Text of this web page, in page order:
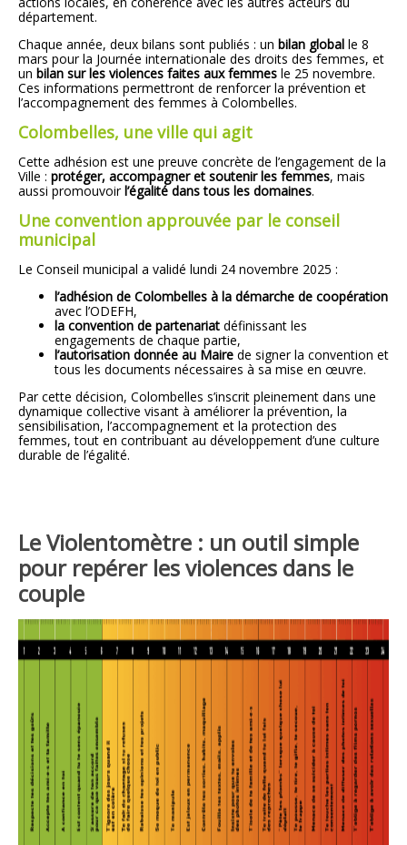
département.
Chaque année, deux bilans sont publiés : un bilan global le 8
mars pour la Journée internationale des droits des femmes, et
un bilan sur les violences faites aux femmes le 25 novembre.
Ces informations permettront de renforcer la prévention et
l’accompagnement des femmes à Colombelles.
Colombelles, une ville qui agit
Cette adhésion est une preuve concrète de l’engagement de la
Ville : protéger, accompagner et soutenir les femmes, mais
aussi promouvoir l’égalité dans tous les domaines.
Une convention approuvée par le conseil
municipal
Le Conseil municipal a validé lundi 24 novembre 2025 :
l’adhésion de Colombelles à la démarche de coopération
avec l’ODEFH,
la convention de partenariat définissant les
engagements de chaque partie,
l’autorisation donnée au Maire de signer la convention et
tous les documents nécessaires à sa mise en œuvre.
Par cette décision, Colombelles s’inscrit pleinement dans une
dynamique collective visant à améliorer la prévention, la
sensibilisation, l’accompagnement et la protection des
femmes, tout en contribuant au développement d’une culture
durable de l’égalité.
Le Violentomètre : un outil simple
pour repérer les violences dans le
couple